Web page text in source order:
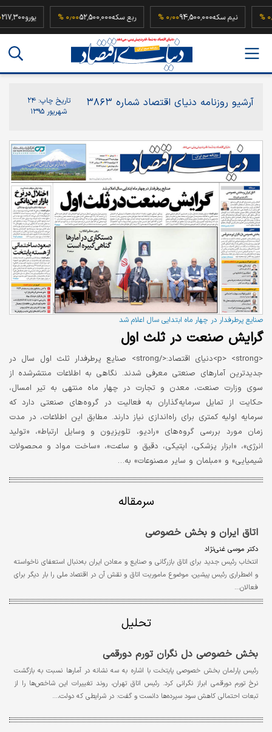
۰٫۰۰ % نیم سکه94,500,000۰٫۰۰ % ربع سکه52,500,000۰٫۰۰ % یورو
آرشیو روزنامه دنیای اقتصاد شماره ۳۸۶۳ تاریخ چاپ:۲۴
شهریور ۱۳۹۵
صنایع پرطرفدار در چهار ماه ابتدایی سال اعلام شد
گرایش صنعت در ثلث اول
<p> <strong>دنیای اقتصاد:</strong> صنایع پرطرفدار ثلث اول سال در
جدیدترین آمارهای صنعتی معرفی شدند. نگاهی به اطلاعات منتشرشده از
سوی وزارت صنعت، معدن و تجارت در چهار ماه منتهی به تیر امسال،
حکایت از تمایل سرمایه‌گذاران به فعالیت در گروه‌های صنعتی دارد که
سرمایه اولیه کمتری برای راه‌اندازی نیاز دارند. مطابق این اطلاعات، در مدت
زمان مورد بررسی گروه‌های «رادیو، تلویزیون و وسایل ارتباط»، «تولید
انرژی»، «ابزار پزشکی، اپتیکی، دقیق و ساعت»، «ساخت مواد و محصولات
شیمیایی» و «مبلمان و سایر مصنوعات» به…
سرمقاله
اتاق ایران و بخش خصوصی
دکتر موسی غنی‌نژاد
انتخاب رئیس جدید برای اتاق بازرگانی و صنایع و معادن ایران به‌دنبال استعفای ناخواسته
و اضطراری رئیس پیشین، موضوع ماموریت اتاق و نقش آن در اقتصاد ملی را بار دیگر برای
فعالان…
تحلیل
بخش خصوصی دل نگران تورم دورقمی
رئیس پارلمان بخش خصوصی پایتخت با اشاره به سه نشانه در آمارها نسبت به بازگشت
نرخ تورم دورقمی ابراز نگرانی کرد. رئیس اتاق تهران، روند تغییرات این شاخص‌ها را از
تبعات احتمالی کاهش سود سپرده‌ها دانست و گفت: در شرایطی که دولت،…